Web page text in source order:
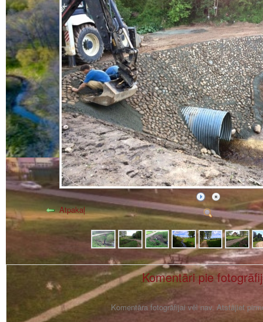
Atpakaļ
Komentāri pie
Komentāra fotogrāfijai vēl nav. Atstājiet